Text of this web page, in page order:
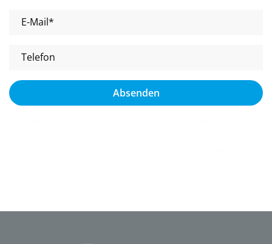
E-Mail*
Telefon
Absenden